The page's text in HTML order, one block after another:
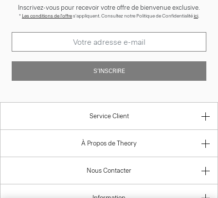
Inscrivez-vous pour recevoir votre offre de bienvenue exclusive.
* Les conditions de l'offres'appliquent. Consultez notre Politique de Confidentialitéici.
S’INSCRIRE
Service Client
À Propos de Theory
Nous Contacter